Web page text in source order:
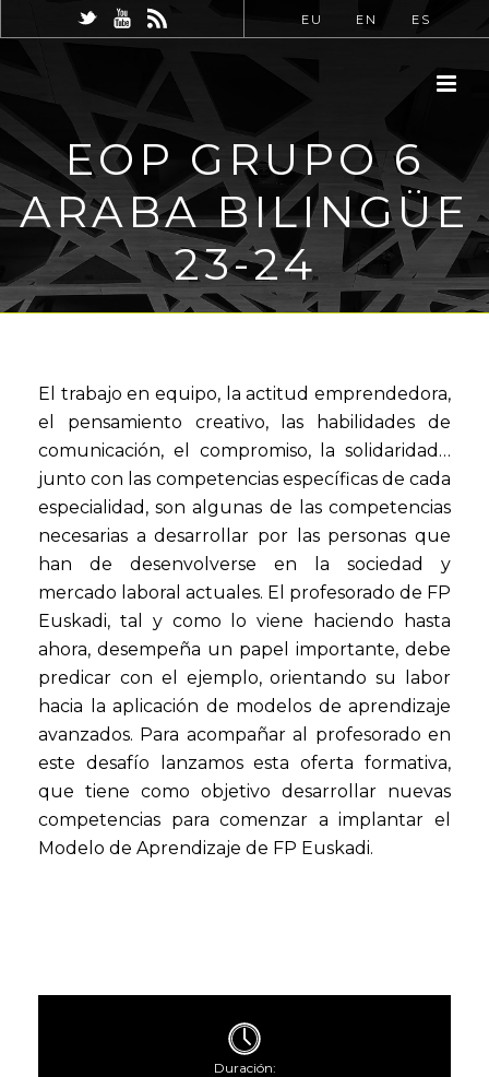
EU EN ES
EOP GRUPO 6
ARABA BILINGÜE
23-24
El trabajo en equipo, la actitud emprendedora,
el pensamiento creativo, las habilidades de
comunicación, el compromiso, la solidaridad…
junto con las competencias específicas de cada
especialidad, son algunas de las competencias
necesarias a desarrollar por las personas que
han de desenvolverse en la sociedad y
mercado laboral actuales. El profesorado de FP
Euskadi, tal y como lo viene haciendo hasta
ahora, desempeña un papel importante, debe
predicar con el ejemplo, orientando su labor
hacia la aplicación de modelos de aprendizaje
avanzados. Para acompañar al profesorado en
este desafío lanzamos esta oferta formativa,
que tiene como objetivo desarrollar nuevas
competencias para comenzar a implantar el
Modelo de Aprendizaje de FP Euskadi.
Duración: